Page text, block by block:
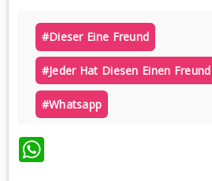
#dieser Eine Freund
#jeder Hat Diesen Einen Freund
#whatsapp
WhatsApp